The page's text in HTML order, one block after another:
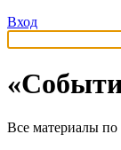
Вход
Все материалы по